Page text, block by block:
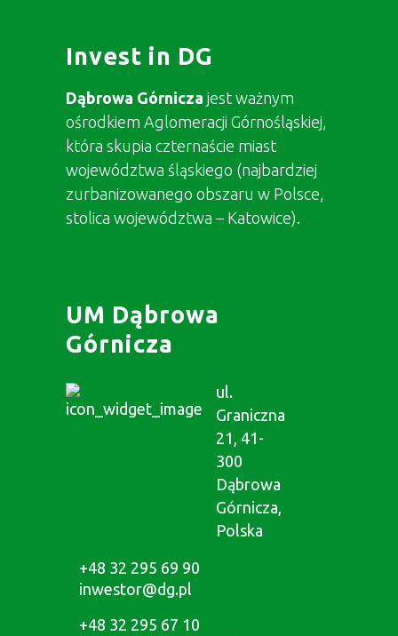
Invest in DG
Dąbrowa Górnicza jest ważnym
ośrodkiem Aglomeracji Górnośląskiej,
która skupia czternaście miast
województwa śląskiego (najbardziej
zurbanizowanego obszaru w Polsce,
stolica województwa – Katowice).
UM Dąbrowa
Górnicza
ul.
Graniczna
21, 41-
300
Dąbrowa
Górnicza,
Polska
+48 32 295 69 90
inwestor@dg.pl
+48 32 295 67 10